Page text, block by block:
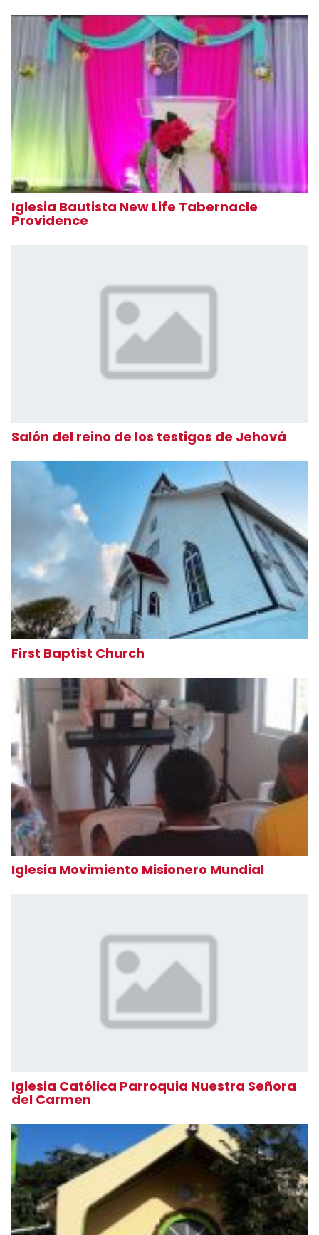
Iglesia Bautista New Life Tabernacle
Providence
Salón del reino de los testigos de Jehová
First Baptist Church
Iglesia Movimiento Misionero Mundial
Iglesia Católica Parroquia Nuestra Señora
del Carmen